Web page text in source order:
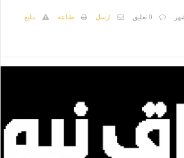
0 تعليق ارسل طباعة
تبليغ